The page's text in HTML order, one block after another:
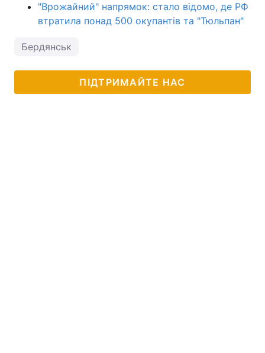
"Врожайний" напрямок: стало відомо, де РФ
втратила понад 500 окупантів та "Тюльпан"
Бердянськ
ПІДТРИМАЙТЕ НАС